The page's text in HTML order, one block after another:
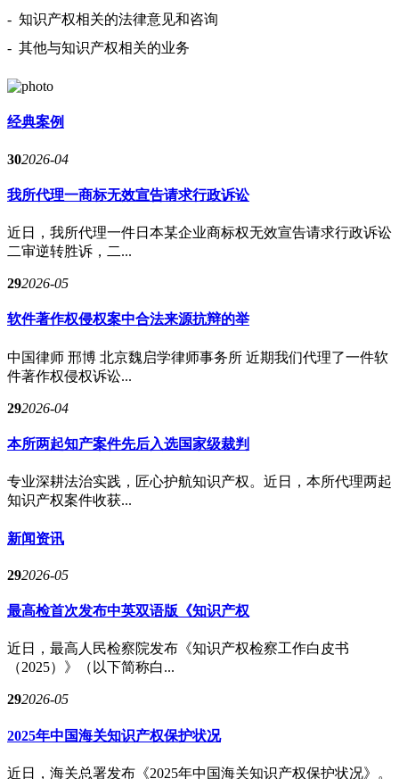
- 知识产权相关的法律意见和咨询
- 其他与知识产权相关的业务
经典案例
302026-04
我所代理一商标无效宣告请求行政诉讼
近日，我所代理一件日本某企业商标权无效宣告请求行政诉讼
二审逆转胜诉，二...
292026-05
软件著作权侵权案中合法来源抗辩的举
中国律师 邢博 北京魏启学律师事务所 近期我们代理了一件软
件著作权侵权诉讼...
292026-04
本所两起知产案件先后入选国家级裁判
专业深耕法治实践，匠心护航知识产权。近日，本所代理两起
知识产权案件收获...
新闻资讯
292026-05
最高检首次发布中英双语版《知识产权
近日，最高人民检察院发布《知识产权检察工作白皮书
（2025）》（以下简称白...
292026-05
2025年中国海关知识产权保护状况
近日，海关总署发布《2025年中国海关知识产权保护状况》。